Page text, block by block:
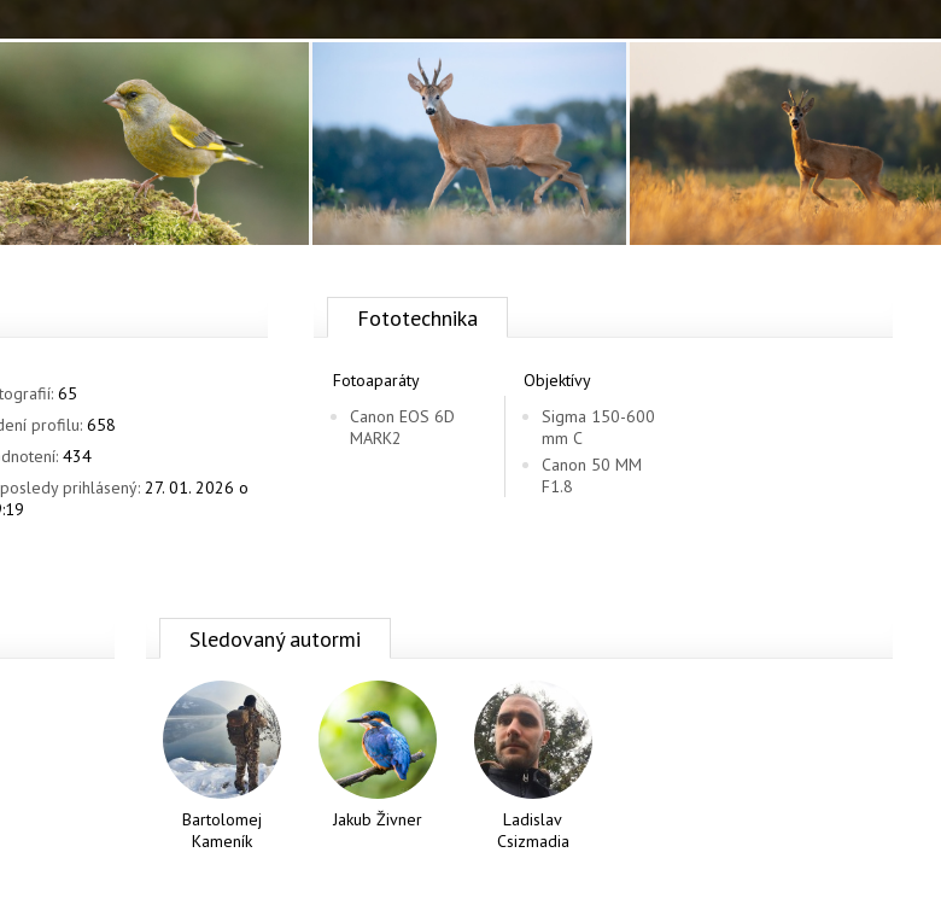
65
profilu: 658
434
prihlásený: 27. 01. 2026 o
Fototechnika
Fotoaparáty
Canon EOS 6D
MARK2
Objektívy
Sigma 150-600
mm C
Canon 50 MM
F1.8
Sledovaný autormi
Bartolomej
Kameník
Jakub Živner
Ladislav
Csizmadia